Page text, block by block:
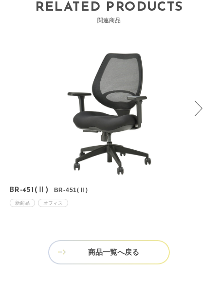
RELATED PRODUCTS
関連商品
BR-451(Ⅱ) BR-451(Ⅱ)
新商品 オフィス
商品一覧へ戻る